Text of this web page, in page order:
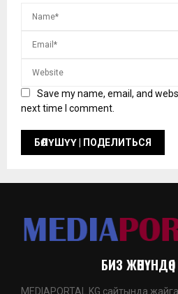
Save my name, email, and
next time I comment.
БИЗ ЖӨНҮНДӨ
MEDIAPORTAL.KG сайтында